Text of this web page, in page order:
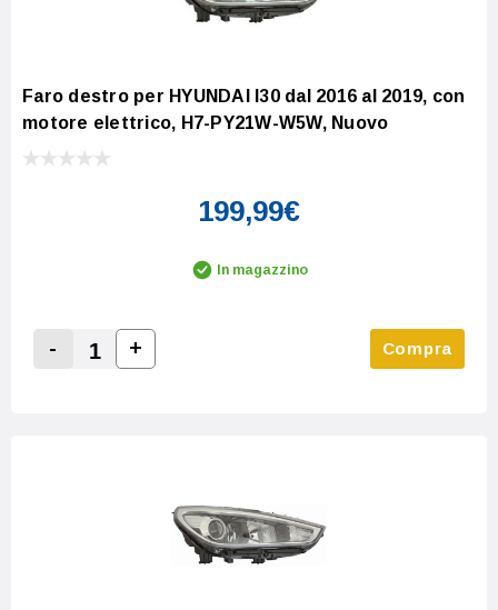
Faro destro per HYUNDAI I30 dal 2016 al 2019, con
motore elettrico, H7-PY21W-W5W, Nuovo
199,99€
In magazzino
Decrease Quantity:
-
Increase Quantity:
+ Compra